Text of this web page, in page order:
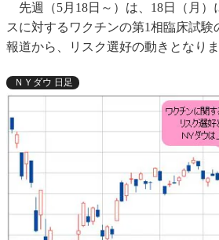
先週（5月18日～）は、18日（月）
スに対するワクチンの第1相臨床試
報道から、リスク選好の動きとなりま
ＮＹダウ 日足